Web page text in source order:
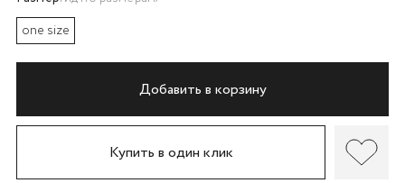
one size
Добавить в корзину
Купить в один клик